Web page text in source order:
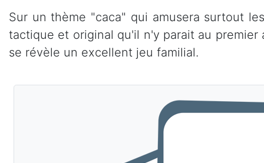
Sur un thème "caca" qui amusera surtout
tactique et original qu'il n'y parait au
se révèle un excellent jeu familial.